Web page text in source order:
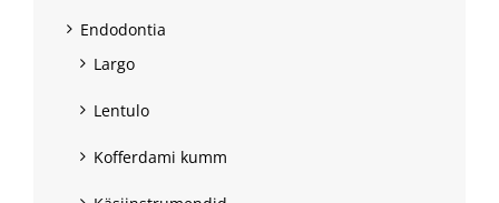
Endodontia
Largo
Lentulo
Kofferdami kumm